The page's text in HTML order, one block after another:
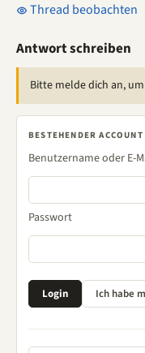
Thread beobachten
Antwort schreiben
Bitte melde dich an,
BESTEHENDER ACCOUNT
Benutzername oder E-
Passwort